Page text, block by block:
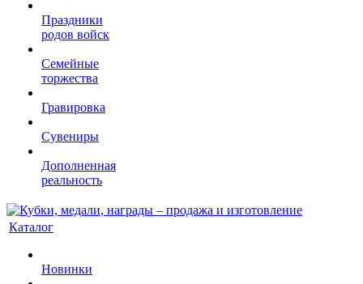
Праздники
родов войск
Семейные
торжества
Гравировка
Сувениры
Дополненная
реальность
Каталог
Новинки